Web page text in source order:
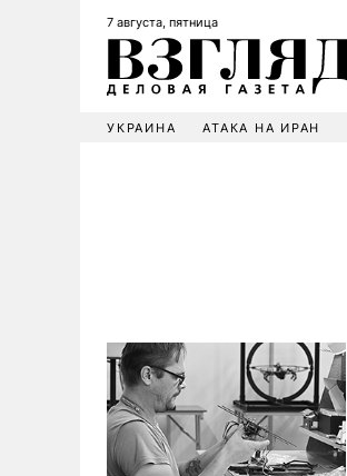
7 августа, пятница
УКРАИНА АТАКА НА ИРАН